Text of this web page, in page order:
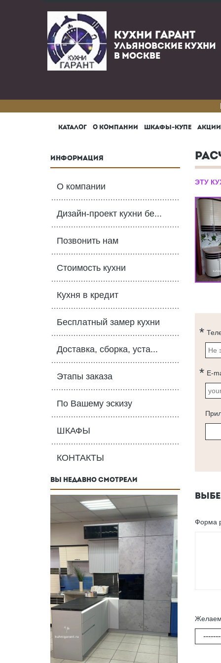
КУХНИ ГАРАНТ
УЛЬЯНОВСКИЕ КУХНИ
В МОСКВЕ
КАТАЛОГ О КОМПАНИИ ШКАФЫ-КУПЕ АКЦИИ
ИНФОРМАЦИЯ
О компании
Дизайн-проект кухни бе...
Позвонить нам
Стоимость кухни
Кухня в кредит
Бесплатный замер кухни
Доставка, сборка, уста...
Этапы заказа
По Вашему эскизу
ШКАФЫ
КОНТАКТЫ
ВЫ НЕДАВНО СМОТРЕЛИ
ЭТУ
E-
Форма